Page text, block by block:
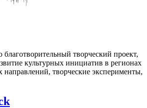
творческий проект,
культурных инициатив в регионах
творческие эксперименты,